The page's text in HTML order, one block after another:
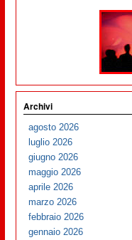
Archivi
agosto 2026
luglio 2026
giugno 2026
maggio 2026
aprile 2026
marzo 2026
febbraio 2026
gennaio 2026